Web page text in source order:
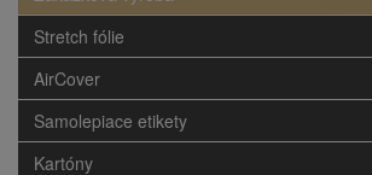
Stretch fólie
AirCover
Samolepiace etikety
Kartóny